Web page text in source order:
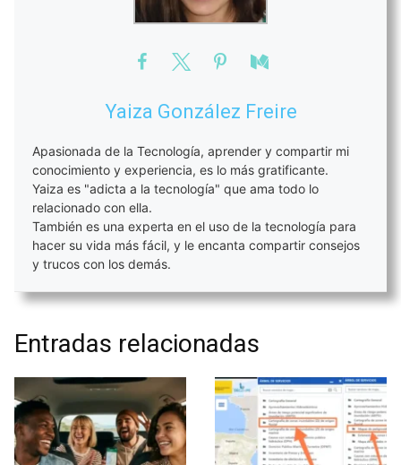
Yaiza González Freire
Apasionada de la Tecnología, aprender y compartir mi
conocimiento y experiencia, es lo más gratificante.
Yaiza es "adicta a la tecnología" que ama todo lo
relacionado con ella.
También es una experta en el uso de la tecnología para
hacer su vida más fácil, y le encanta compartir consejos
y trucos con los demás.
Entradas relacionadas